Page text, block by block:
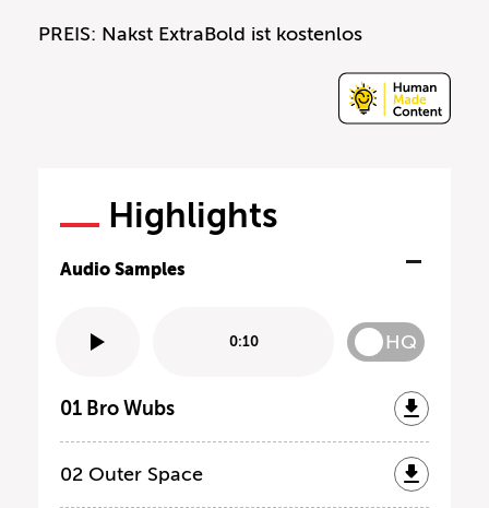
PREIS: Nakst ExtraBold ist kostenlos
Highlights
Audio Samples
0:10 HQ
01 Bro Wubs
02 Outer Space